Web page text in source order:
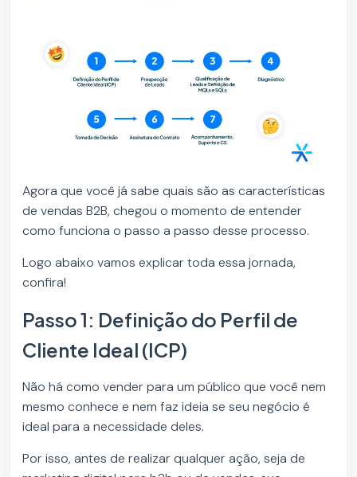
Agora que você já sabe quais são as características
de vendas B2B, chegou o momento de entender
como funciona o passo a passo desse processo.
Logo abaixo vamos explicar toda essa jornada,
confira!
Passo 1: Definição do Perfil de
Cliente Ideal (ICP)
Não há como vender para um público que você nem
mesmo conhece e nem faz ideia se seu negócio é
ideal para a necessidade deles.
Por isso, antes de realizar qualquer ação, seja de